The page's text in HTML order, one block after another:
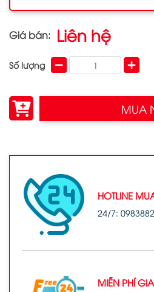
Giá bán: Liên hệ
Số lượng
MUA
HOTLINE
24/7:
MIỄN PHÍ